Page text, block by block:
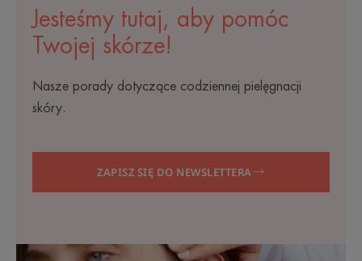
Jesteśmy tutaj, aby pomóc
Twojej skórze!
Nasze porady dotyczące codziennej pielęgnacji
skóry.
ZAPISZ SIĘ DO NEWSLETTERA